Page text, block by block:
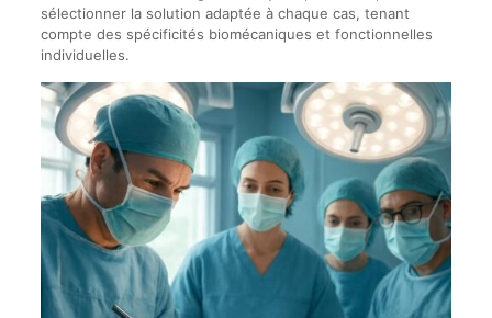
sélectionner la solution adaptée à chaque cas, tenant
compte des spécificités biomécaniques et fonctionnelles
individuelles.